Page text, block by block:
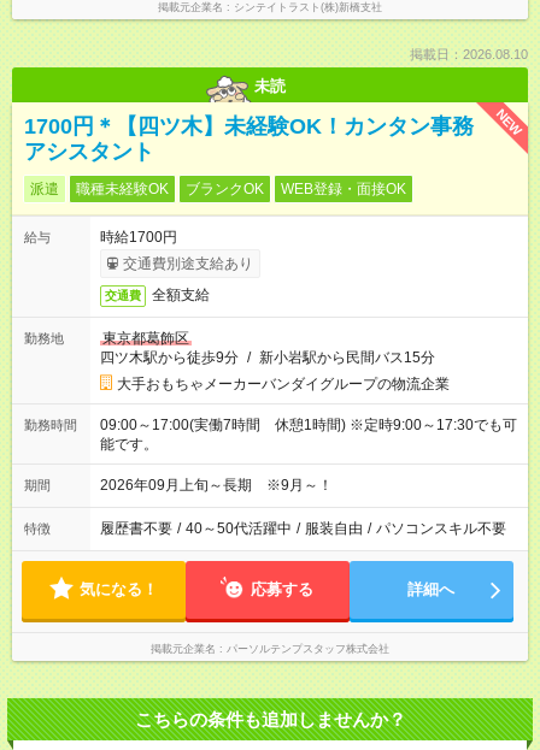
掲載元企業名 シンテイトラスト(株)新橋支社
掲載日：2026.08.10
未読
NEW
1700円＊【四ツ木】未経験OK！カンタン事務
アシスタント
派遣 職種未経験OK ブランクOK WEB登録・面接OK
給与
時給1700円
交通費別途支給あり
交通費 全額支給
勤務地
東京都葛飾区
四ツ木駅から徒歩9分 / 新小岩駅から民間バス15分
大手おもちゃメーカーバンダイグループの物流企業
勤務時間
09:00～17:00(実働7時間 休憩1時間) ※定時9:00～17:30でも可
能です。
期間 2026年09月上旬～長期 ※9月～！
特徴 履歴書不要 / 40～50代活躍中 / 服装自由 / パソコンスキル不要
気になる！ 応募する 詳細へ
掲載元企業名 パーソルテンプスタッフ株式会社
こちらの条件も追加しませんか？